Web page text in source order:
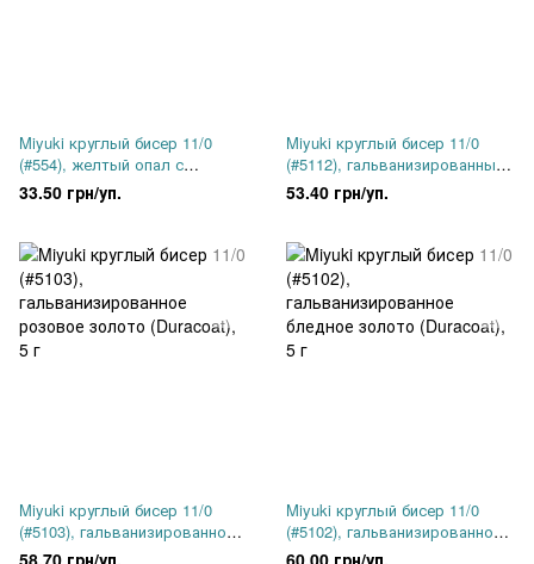
Miyuki круглый бисер 11/0
(#554), желтый опал с
внутренним серебрением, 5 г
33.50 грн/уп.
Miyuki круглый бисер 11/0
(#5112), гальванизированный
темный серый (Duracoat), 5 г
53.40 грн/уп.
Miyuki круглый бисер 11/0
(#5103), гальванизированное
розовое золото (Duracoat), 5 г
58.70 грн/уп.
Miyuki круглый бисер 11/0
(#5102), гальванизированное
бледное золото (Duracoat), 5 г
60.00 грн/уп.